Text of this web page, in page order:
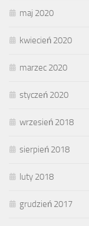
maj 2020
kwiecień 2020
marzec 2020
styczeń 2020
wrzesień 2018
sierpień 2018
luty 2018
grudzień 2017